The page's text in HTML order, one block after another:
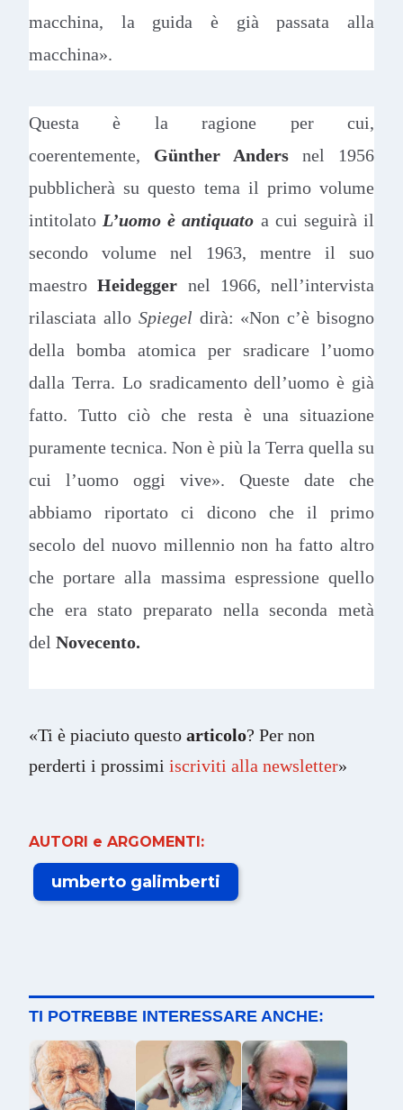
macchina, la guida è già passata alla
macchina».
Questa è la ragione per cui,
coerentemente, Günther Anders nel 1956
pubblicherà su questo tema il primo volume
intitolato L’uomo è antiquato a cui seguirà il
secondo volume nel 1963, mentre il suo
maestroHeidegger nel 1966, nell’intervista
rilasciata allo Spiegel dirà: «Non c’è bisogno
della bomba atomica per sradicare l’uomo
dalla Terra. Lo sradicamento dell’uomo è già
fatto. Tutto ciò che resta è una situazione
puramente tecnica. Non è più la Terra quella su
cui l’uomo oggi vive». Queste date che
abbiamo riportato ci dicono che il primo
secolo del nuovo millennio non ha fatto altro
che portare alla massima espressione quello
che era stato preparato nella seconda metà
del Novecento.
«Ti è piaciuto questo articolo? Per non
perderti i prossimi iscriviti alla newsletter»
AUTORI e ARGOMENTI:
umberto galimberti
TI POTREBBE INTERESSARE ANCHE: